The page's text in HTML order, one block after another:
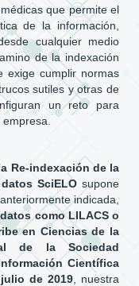
que permite el
de la información,
cualquier medio
de la indexación
exige cumplir normas
sutiles y otras de
un reto para
Re-indexación de la
SciELO supone
indicada,
como LILACS o
en Ciencias de la
de la Sociedad
Científica
de 2019, nuestra